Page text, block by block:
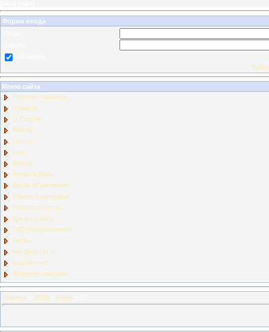
Форма входа
Меню сайта
Главная страница
Новости
О Спорте
Файлы
Статьи
Блог
Форум
Фотоальбомы
Доска объявлений
Обмен Баннерами
Обратная связь
Друзья сайта
FAQ (вопрос/ответ)
Тесты
Мы ВКонтакте
БодиФитнес
Интернет-магазин
Главная 2016 Июль